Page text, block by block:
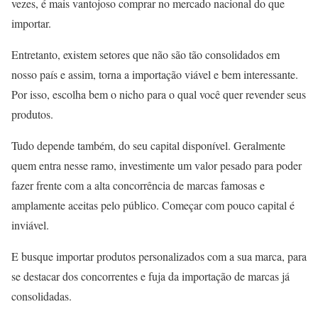
vezes, é mais vantojoso comprar no mercado nacional do que
importar.
Entretanto, existem setores que não são tão consolidados em
nosso país e assim, torna a importação viável e bem interessante.
Por isso, escolha bem o nicho para o qual você quer revender seus
produtos.
Tudo depende também, do seu capital disponível. Geralmente
quem entra nesse ramo, investimente um valor pesado para poder
fazer frente com a alta concorrência de marcas famosas e
amplamente aceitas pelo público. Começar com pouco capital é
inviável.
E busque importar produtos personalizados com a sua marca, para
se destacar dos concorrentes e fuja da importação de marcas já
consolidadas.